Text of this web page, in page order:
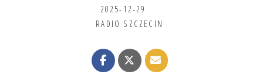
2025-12-29
RADIO SZCZECIN